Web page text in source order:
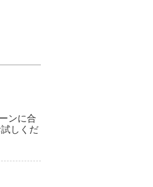
ンに合
しくだ